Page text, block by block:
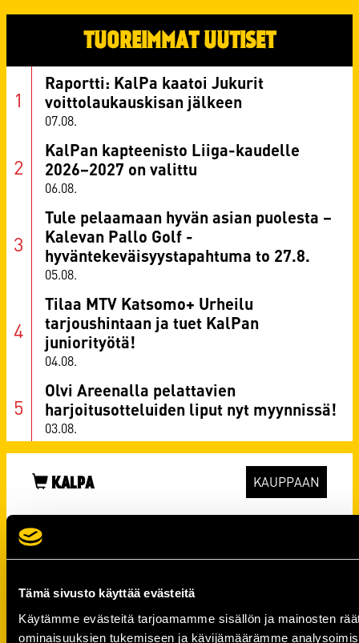
Tämä sivusto käyttää evästeitä
Käytämme evästeitä tarjoamamme sisällön ja mainosten
ominaisuuksien tukemiseen ja kävijämäärämme
TUOREIMMAT UUTISET
07.08.
Raportti: KalPa kaatoi Jukurit
voittolaukauskisan jälkeen
06.08.
KalPan kapteenisto Liiga-kaudelle
2026–2027 on valittu
05.08.
Tule pelaamaan hyvän asian puolesta –
Kalevan Pallo Golf -
hyväntekeväisyystapahtuma to 27.8.
04.08.
Tilaa MTV Katsomo+ Urheilu
tarjoushintaan ja tuet KalPan
juniorityötä!
03.08.
Olvi Areenalla pelattavien
harjoitusotteluiden liput nyt myynnissä!
KALPA KAUPPAAN